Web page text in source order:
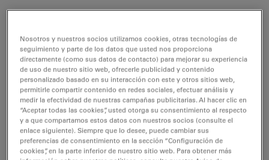
DMshare
Certificados
Manuales de usuario/Instrucciones de uso (IFU)
DMshare
Nosotros y nuestros socios utilizamos cookies, otras tecnologías de
seguimiento y parte de los datos que usted nos proporciona
directamente (como sus datos de contacto) para mejorar su experiencia
de uso de nuestro sitio web, ofrecerle publicidad y contenido
personalizado basado en su interacción con este y otros sitios web,
permitirle compartir contenido en redes sociales, efectuar análisis y
medir la efectividad de nuestras campañas publicitarias. Al hacer clic en
“Aceptar todas las cookies”, usted otorga su consentimiento al respecto
y a que compartamos estos datos con nuestros socios (consulte el
enlace siguiente). Siempre que lo desee, puede cambiar sus
preferencias de consentimiento en la sección “Configuración de
cookies”, en la parte inferior de nuestro sitio web. Para obtener más